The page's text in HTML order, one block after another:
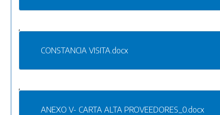
,
CONSTANCIA VISITA.docx
,
ANEXO V- CARTA ALTA PROVEEDORES_0.docx